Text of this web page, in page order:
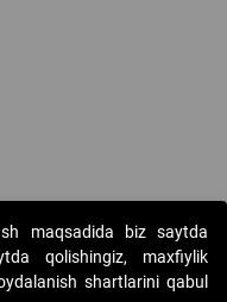
auksionlarni tashkil etish"
maqsadida biz saytda
qolishingiz, maxfiylik
shartlarini qabul